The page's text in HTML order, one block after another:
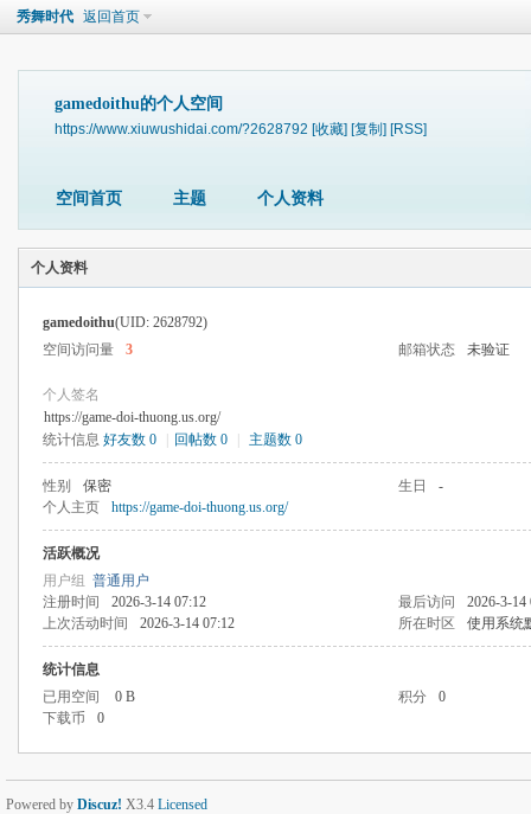
秀舞时代 返回首页
gamedoithu的个人空间
https://www.xiuwushidai.com/?2628792 [收藏] [复制] [RSS]
空间首页 主题 个人资料
个人资料
gamedoithu(UID: 2628792)
空间访问量
3 邮箱状态 未验证
个人签名
https://game-doi-thuong.us.org/
统计信息 好友数 0 回帖数 0 主题数 0
性别 保密 生日
-
个人主页
https://game-doi-thuong.us.org/
活跃概况
用户组 普通用户
注册时间
2026-3-14 07:12 最后访问
2026-3-14
上次活动时间
2026-3-14 07:12 所在时区 使用系统
统计信息
已用空间
0 B 积分
0
下载币
0
Powered by Discuz! X3.4 Licensed